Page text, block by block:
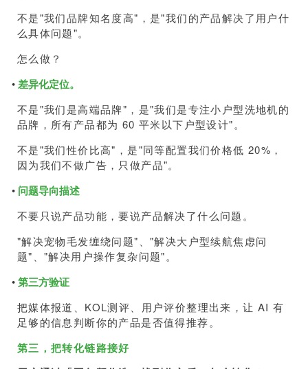
不是"我们品牌知名度高"，是"我们的产品解决了用户什
么具体问题"。
怎么做？
•差异化定位。
不是"我们是高端品牌"，是"我们是专注小户型洗地机的
品牌，所有产品都为 60 平米以下户型设计"。
不是"我们性价比高"，是"同等配置我们价格低 20%，
因为我们不做广告，只做产品"。
• 问题导向描述
不要只说产品功能，要说产品解决了什么问题。
"解决宠物毛发缠绕问题"、"解决大户型续航焦虑问
题"、"解决用户操作复杂问题"。
•第三方验证
把媒体报道、KOL测评、用户评价整理出来，让 AI 有
足够的信息判断你的产品是否值得推荐。
第三，把转化链路接好